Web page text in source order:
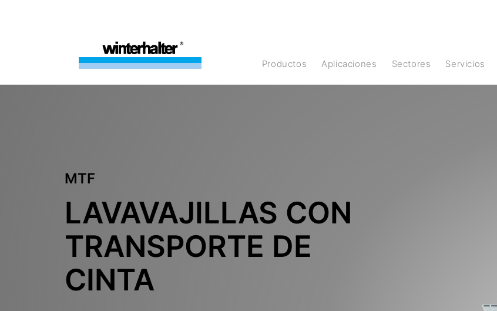
Productos Aplicaciones Sectores Servicios
MTF
LAVAVAJILLAS CON
TRANSPORTE DE
CINTA